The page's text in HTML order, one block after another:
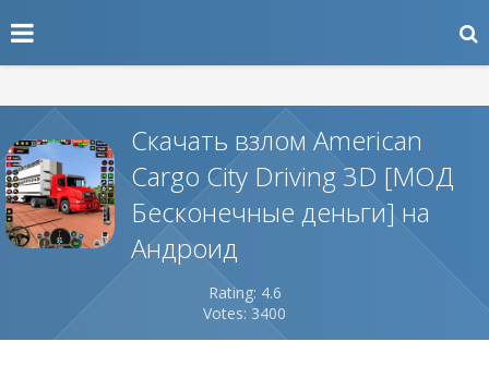
Скачать взлом American
Cargo City Driving 3D [МОД
Бесконечные деньги] на
Андроид
Rating: 4.6
Votes: 3400